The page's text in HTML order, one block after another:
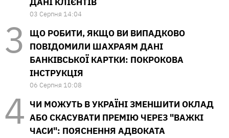
03 Серпня 14:04
ЩО РОБИТИ, ЯКЩО ВИ ВИПАДКОВО
ПОВІДОМИЛИ ШАХРАЯМ ДАНІ
БАНКІВСЬКОЇ КАРТКИ: ПОКРОКОВА
ІНСТРУКЦІЯ
06 Серпня 10:08
ЧИ МОЖУТЬ В УКРАЇНІ ЗМЕНШИТИ ОКЛАД
АБО СКАСУВАТИ ПРЕМІЮ ЧЕРЕЗ "ВАЖКІ
ЧАСИ": ПОЯСНЕННЯ АДВОКАТА